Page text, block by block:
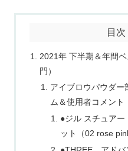
目次
2021年 下半期＆年間
門）
アイブロウパウダー
ム＆使用者コメント
●ジル スチュア
ット（02 rose